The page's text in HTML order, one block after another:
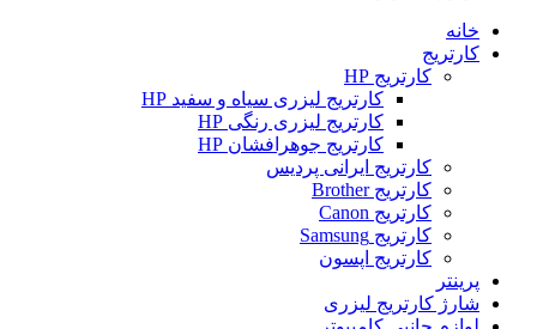
خانه
کارتریج
کارتریج HP
کارتریج لیزری سیاه و سفید HP
کارتریج لیزری رنگی HP
کارتریج جوهرافشان HP
کارتریج ایرانی پردیس
کارتریج Brother
کارتریج Canon
کارتریج Samsung
کارتریج اپسون
پرینتر
شارژ کارتریج لیزری